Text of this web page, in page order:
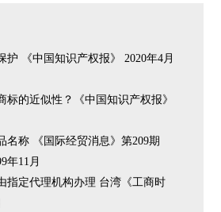
护 《中国知识产权报》 2020年4月
标的近似性？《中国知识产权报》
名称 《国际经贸消息》第209期
年11月
指定代理机构办理 台湾《工商时